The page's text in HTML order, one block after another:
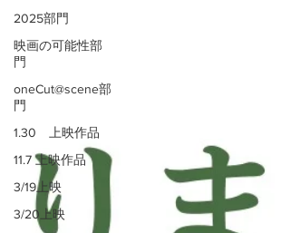
2025部門
映画の可能性部
門
oneCut@scene部
門
1.30 上映作品
11.7 上映作品
3/19上映
3/20上映